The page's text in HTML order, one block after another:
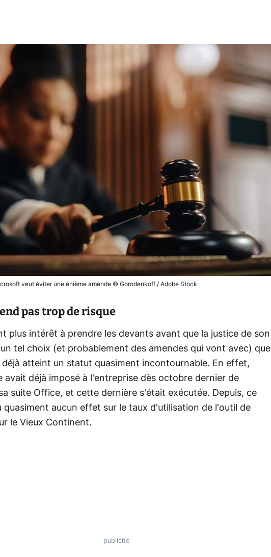
veut éviter une énième amende © Gorodenkoff / Adobe Stock
pas trop de risque
plus intérêt à prendre les devants avant que la justice de son
tel choix (et probablement des amendes qui vont avec) que
déjà atteint un statut quasiment incontournable. En effet,
avait déjà imposé à l'entreprise dès octobre dernier de
suite Office, et cette dernière s'était exécutée. Depuis, ce
quasiment aucun effet sur le taux d'utilisation de l'outil de
le Vieux Continent.